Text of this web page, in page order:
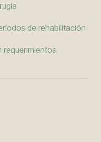
de rehabilitación
requerimientos